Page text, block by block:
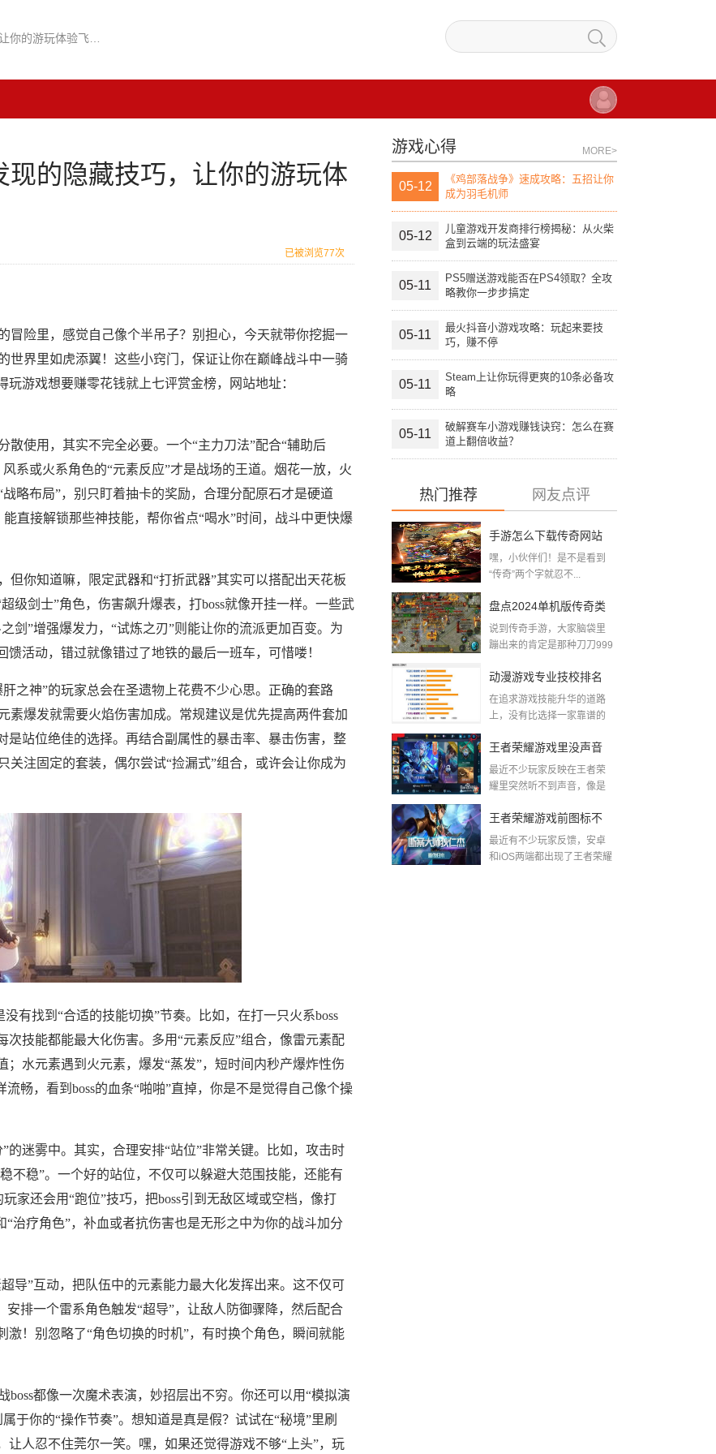
的隐藏技巧，让你的游玩体
已被浏览77次
冒险里，感觉自己像个半吊子？别担心，今天就带你挖掘一
世界里如虎添翼！这些小窍门，保证让你在巅峰战斗中一骑
游戏想要赚零花钱就上七评赏金榜，网站地址：
使用，其实不完全必要。一个“主力刀法”配合“辅助后
系或火系角色的“元素反应”才是战场的王道。烟花一放，火
略布局”，别只盯着抽卡的奖励，合理分配原石才是硬道
直接解锁那些神技能，帮你省点“喝水”时间，战斗中更快爆
你知道嘛，限定武器和“打折武器”其实可以搭配出天花板
级剑士”角色，伤害飙升爆表，打boss就像开挂一样。一些武
剑”增强爆发力，“试炼之刃”则能让你的流派更加百变。为
活动，错过就像错过了地铁的最后一班车，可惜喽！
之神”的玩家总会在圣遗物上花费不少心思。正确的套路
素爆发就需要火焰伤害加成。常规建议是优先提高两件套加
是站位绝佳的选择。再结合副属性的暴击率、暴击伤害，整
注固定的套装，偶尔尝试“捡漏式”组合，或许会让你成为
有找到“合适的技能切换”节奏。比如，在打一只火系boss
次技能都能最大化伤害。多用“元素反应”组合，像雷元素配
水元素遇到火元素，爆发“蒸发”，短时间内秒产爆炸性伤
畅，看到boss的血条“啪啪”直掉，你是不是觉得自己像个操
的迷雾中。其实，合理安排“站位”非常关键。比如，攻击时
不稳”。一个好的站位，不仅可以躲避大范围技能，还能有
家还会用“跑位”技巧，把boss引到无敌区域或空档，像打
治疗角色”，补血或者抗伤害也是无形之中为你的战斗加分
导”互动，把队伍中的元素能力最大化发挥出来。这不仅可
排一个雷系角色触发“超导”，让敌人防御骤降，然后配合
激！别忽略了“角色切换的时机”，有时换个角色，瞬间就能
都像一次魔术表演，妙招层出不穷。你还可以用“模拟演
于你的“操作节奏”。想知道是真是假？试试在“秘境”里刷
让人忍不住莞尔一笑。嘿，如果还觉得游戏不够“上头”，玩
游戏心得 MORE>
05-12
《鸡部落战争》速成攻略：五招让你
成为羽毛机师
05-12
儿童游戏开发商排行榜揭秘：从火柴
盒到云端的玩法盛宴
05-11
PS5赠送游戏能否在PS4领取？全攻
略教你一步步搞定
05-11
最火抖音小游戏攻略：玩起来要技
巧，赚不停
05-11
Steam上让你玩得更爽的10条必备攻
略
05-11
破解赛车小游戏赚钱诀窍：怎么在赛
道上翻倍收益？
热门推荐 网友点评
手游怎么下载传奇网站
游戏？这篇攻略让你秒
嘿，小伙伴们！是不是看到
“传奇”两个字就忍不...
盘点2024单机版传奇类
手游排行榜，怀旧与新
说到传奇手游，大家脑袋里
蹦出来的肯定是那种刀刀999
动漫游戏专业技校排名
新闻发布，带你揭秘游
在追求游戏技能升华的道路
上，没有比选择一家靠谱的
王者荣耀游戏里没声音
了
最近不少玩家反映在王者荣
耀里突然听不到声音，像是
王者荣耀游戏前图标不
见了？一线排错思路一
最近有不少玩家反馈，安卓
和iOS两端都出现了王者荣耀